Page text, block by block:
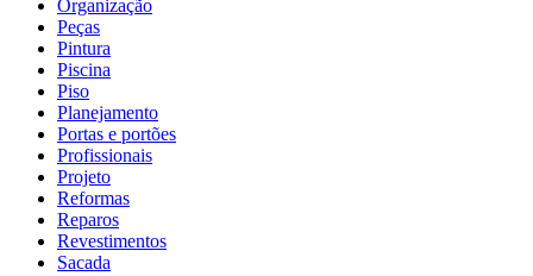
Organização
Peças
Pintura
Piscina
Piso
Planejamento
Portas e portões
Profissionais
Projeto
Reformas
Reparos
Revestimentos
Sacada